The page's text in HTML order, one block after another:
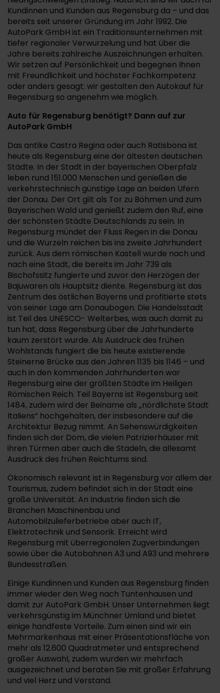
Kundinnen und Kunden aus Regensburg da – und das
bereits seit unserer Gründung im Jahr 1992. Die
AutoPark GmbH ist ein Traditionsunternehmen mit
tiefer regionaler Verwurzelung und hat über die
Jahre bereits zahlreiche Auszeichnungen erhalten.
Wir setzen auf Persönlichkeit und begegnen Ihnen
mit Freundlichkeit und höchster Fachkompetenz
oder anders gesagt: wir gestalten den Autokauf für
Regensburg so angenehm wie möglich.
Auto für Regensburg benötigt? Dann auf zur
AutoPark GmbH
Das antike Castra Regina oder auch Ratisbona ist
heute als Regensburg eine der ältesten deutschen
Städte. In der Stadt in der bayerischen Oberpfalz
leben rund 151.000 Menschen und genießen die
verkehrstechnisch günstige Lage an beiden Ufern
der Donau. Der Ort gilt als Tor zu Böhmen und zum
Bayerischen Wald und genießt zudem den Ruf, eine
der schönsten Städte Deutschlands zu sein. In
Regensburg mündet der Fluss Regen in die Donau
und die Wurzeln reichen bis ins zweite Jahrhundert
zurück. Aus dem römischen Kastell wurde nach und
nach eine Stadt, die bereits im Jahr 739 als
Bischofssitz fungierte und zuvor den Herzögen der
Bajuwaren als Hauptsitz diente. Regensburg ist das
Zentrum des östlichen Bayerns und profitierte stets
von seiner Lage am Donaubogen. Die Handelsstadt
ist Teil des UNESCO- Welterbes, was auch damit zu
tun hat, dass Regensburg über die Jahrhunderte
kaum zerstört wurde. Als Ausdruck des frühen
Wohlstands fungiert die bis heute existierende
Steinerne Brücke aus den Jahren 1135 bis 1146 – und
auch in den kommenden Jahrhunderten war
Regensburg eine der größten Städte im Heiligen
Römischen Reich. Teil Bayerns ist Regensburg seit
1484, zudem wird der Beiname als „nördlichste Stadt
Italiens“ hochgehalten, der insbesondere auf die
Architektur Bezug nimmt. An Sehenswürdigkeiten
finden sich der Dom, die vielen Patrizierhäuser mit
ihren Türmen aber auch die Stadeln, die allesamt
Ausdruck des frühen Reichtums sind.
Ökonomisch relevant ist in Regensburg vor allem der
Tourismus, zudem befindet sich in der Stadt eine
große Universität. An Industrie finden sich die
Branchen Maschinenbau und
Automobilzulieferbetriebe aber auch IT,
Elektrotechnik und Sensorik. Erreicht wird
Regensburg mit überregionalen Zugverbindungen
sowie über die Autobahnen A3 und A93 und mehrere
Bundesstraßen.
Einige Kundinnen und Kunden aus Regensburg finden
immer wieder den Weg nach Tuntenhausen und
damit zur AutoPark GmbH. Unser Unternehmen liegt
verkehrsgünstig im Münchner Umland und bietet
einige handfeste Vorteile. Zum einen sind wir ein
Mehrmarkenhaus mit einer Präsentationsfläche von
mehr als 12.600 Quadratmeter und entsprechend
großer Auswahl, zudem wurden wir mehrfach
ausgezeichnet und beraten Sie mit großer Erfahrung
und viel Herz und Verstand.